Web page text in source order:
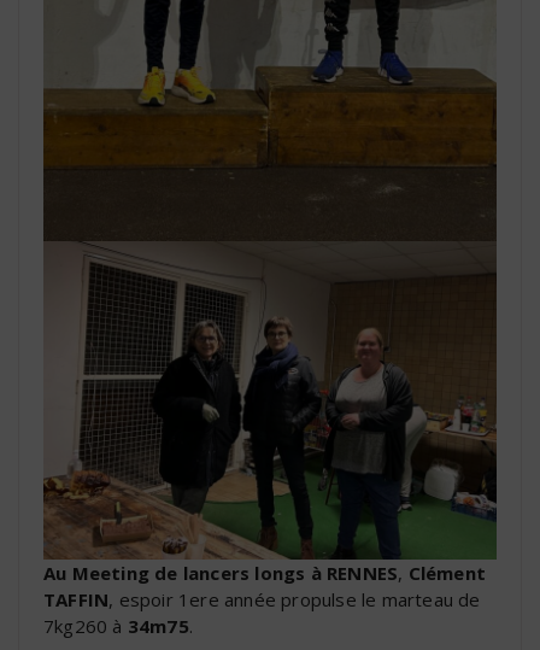
Au Meeting de lancers longs à RENNES, Clément
TAFFIN, espoir 1ere année propulse le marteau de
7kg260 à 34m75.